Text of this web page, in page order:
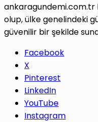
ankaragundemi.com.tr
olup, ülke genelindeki
güvenilir bir şekilde
Facebook
X
Pinterest
LinkedIn
YouTube
Instagram